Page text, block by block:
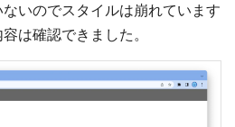
いのでスタイルは崩れています
は確認できました。